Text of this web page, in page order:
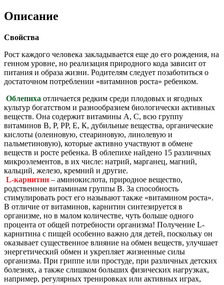
Описание
Свойства
Рост каждого человека закладывается еще до его рождения, на
генном уровне, но реализация природного кода зависит от
питания и образа жизни. Родителям следует позаботиться о
достаточном потреблении «витаминов роста» ребенком.
Облепиха отличается редким среди плодовых и ягодных
культур богатством и разнообразием биологически активных
веществ. Она содержит витамины А, С, всю группу
витаминов В, Р, РР, Е, К, дубильные вещества, органические
кислоты (олеиновую, стеариновую, линолевую и
пальметиновую), которые активно участвуют в обмене
веществ и росте ребенка. В облепихе найдено 15 различных
микроэлементов, в их числе: натрий, марганец, магний,
кальций, железо, кремний и другие.
L-карнитин – аминокислота, природное вещество,
родственное витаминам группы В. За способность
стимулировать рост его называют также «витамином роста».
В отличие от витаминов, карнитин синтезируется в
организме, но в малом количестве, чуть больше одного
процента от общей потребности организма! Получение L-
карнитина с пищей особенно важно для детей, поскольку он
оказывает существенное влияние на обмен веществ, улучшает
энергетический обмен и укрепляет жизненные силы
организма. При гриппе или простуде, при различных детских
болезнях, а также слишком больших физических нагрузках,
например, регулярных тренировках или активных играх,